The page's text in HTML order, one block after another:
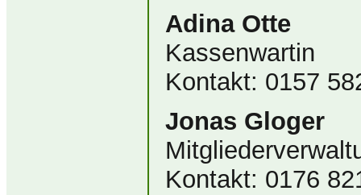
Adina Otte
Kassenwartin
Kontakt: 0157
Jonas Gloger
Kontakt: 0176